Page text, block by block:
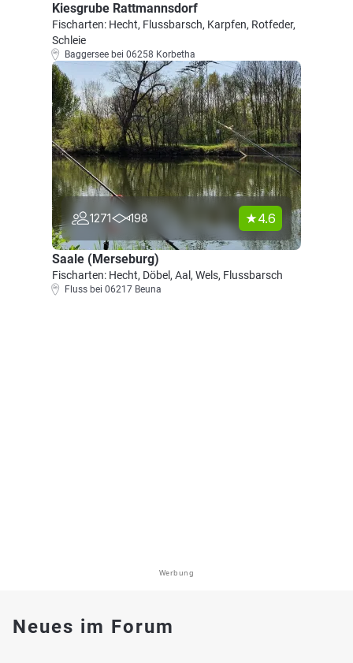
Kiesgrube Rattmannsdorf
Fischarten: Hecht, Flussbarsch, Karpfen, Rotfeder,
Schleie
Baggersee bei 06258 Korbetha
1271 198 4.6
Saale (Merseburg)
Fischarten: Hecht, Döbel, Aal, Wels, Flussbarsch
Fluss bei 06217 Beuna
Werbung
Neues im Forum